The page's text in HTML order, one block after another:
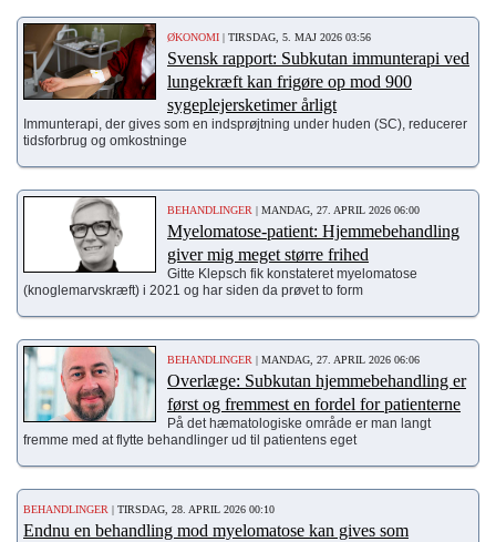
ØKONOMI | TIRSDAG, 5. MAJ 2026 03:56
Svensk rapport: Subkutan immunterapi ved
lungekræft kan frigøre op mod 900
sygeplejersketimer årligt
Immunterapi, der gives som en indsprøjtning under huden (SC), reducerer
tidsforbrug og omkostninge
BEHANDLINGER | MANDAG, 27. APRIL 2026 06:00
Myelomatose-patient: Hjemmebehandling
giver mig meget større frihed
Gitte Klepsch fik konstateret myelomatose
(knoglemarvskræft) i 2021 og har siden da prøvet to form
BEHANDLINGER | MANDAG, 27. APRIL 2026 06:06
Overlæge: Subkutan hjemmebehandling er
først og fremmest en fordel for patienterne
På det hæmatologiske område er man langt
fremme med at flytte behandlinger ud til patientens eget
BEHANDLINGER | TIRSDAG, 28. APRIL 2026 00:10
Endnu en behandling mod myelomatose kan gives som